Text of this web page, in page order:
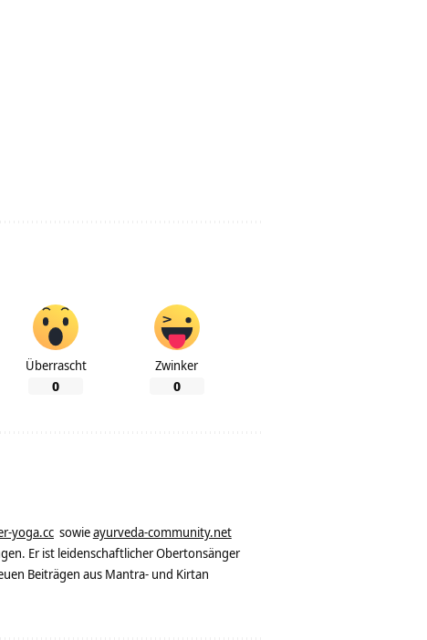
Überrascht
0
Zwinker
0
yoga.cc sowieayurveda-community.net
Er ist leidenschaftlicher Obertonsänger
Beiträgen aus Mantra- und Kirtan